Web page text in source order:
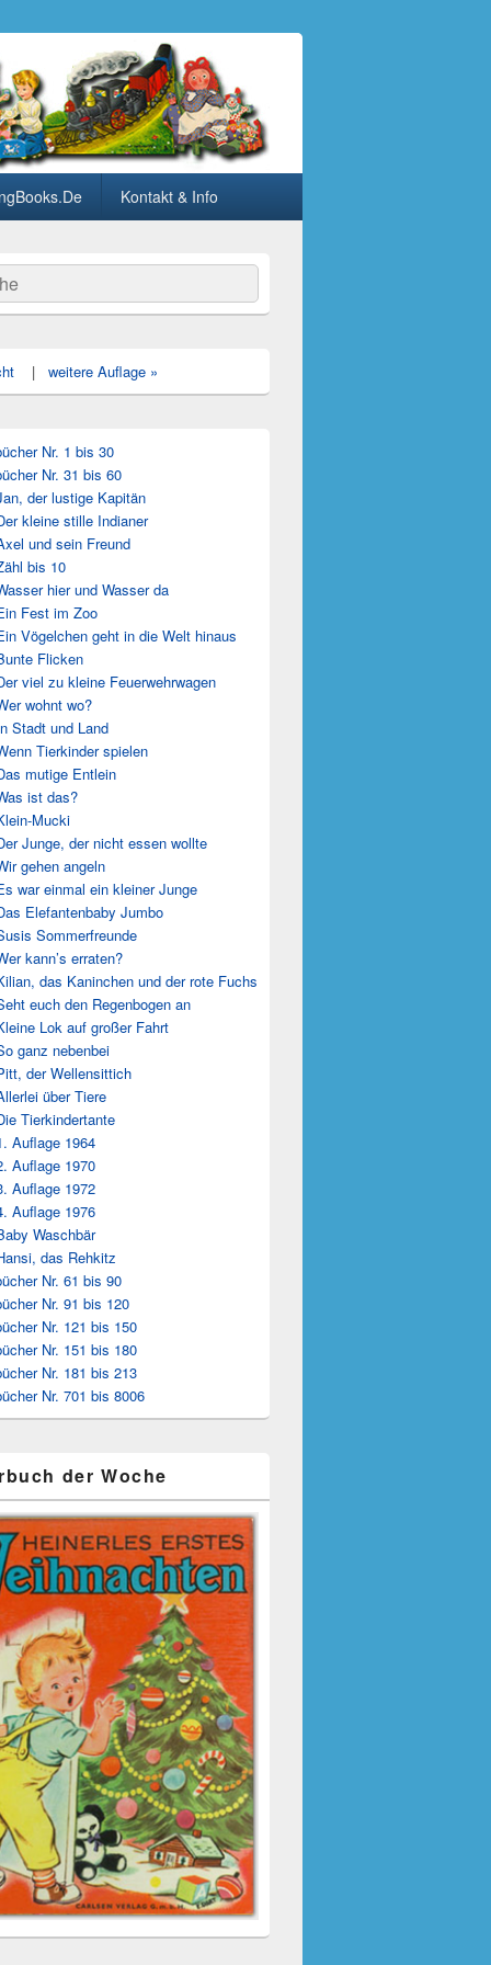
Kontakt & Info
| weitere Auflage »
Nr. 1 bis 30
Nr. 31 bis 60
der lustige Kapitän
kleine stille Indianer
und sein Freund
bis 10
hier und Wasser da
Fest im Zoo
Vögelchen geht in die Welt hinaus
Flicken
viel zu kleine Feuerwehrwagen
wohnt wo?
Stadt und Land
Tierkinder spielen
mutige Entlein
ist das?
Mucki
Junge, der nicht essen wollte
gehen angeln
war einmal ein kleiner Junge
Elefantenbaby Jumbo
Sommerfreunde
kann’s erraten?
das Kaninchen und der rote Fuchs
euch den Regenbogen an
Lok auf großer Fahrt
ganz nebenbei
der Wellensittich
über Tiere
Tierkindertante
Auflage 1964
Auflage 1970
Auflage 1972
Auflage 1976
Waschbär
das Rehkitz
Nr. 61 bis 90
Nr. 91 bis 120
Nr. 121 bis 150
Nr. 151 bis 180
Nr. 181 bis 213
Nr. 701 bis 8006
der Woche